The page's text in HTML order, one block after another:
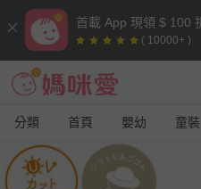
首載 App 現領 $ 100
( 10000+ )
分類 首頁 嬰幼 童裝